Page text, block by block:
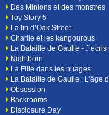
Des Minions et des monstres
Toy Story 5
La fin d’Oak Street
Charlie et les kangourous
La Bataille de Gaulle - J’écris
Nightborn
La Fille dans les nuages
La Bataille de Gaulle : L’âge
Obsession
Backrooms
Disclosure Day